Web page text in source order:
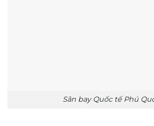
Sân bay Quốc tế Phú